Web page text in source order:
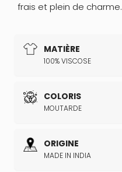
MATIÈRE
100% VISCOSE
COLORIS
MOUTARDE
ORIGINE
MADE IN INDIA
frais et plein de charme.